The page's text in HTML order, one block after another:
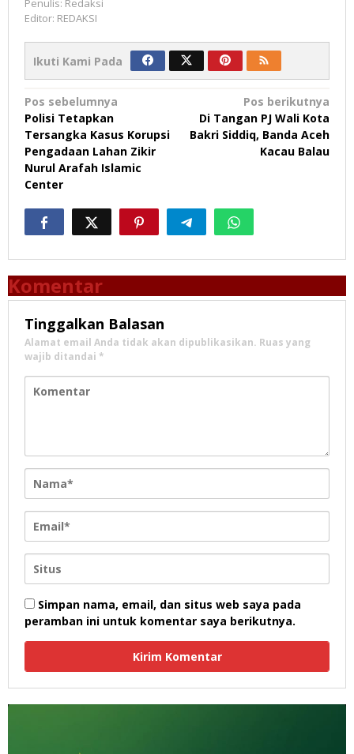
Penulis: Redaksi
Editor: REDAKSI
Ikuti Kami Pada
Navigasi
pos
Pos sebelumnya
Polisi Tetapkan
Tersangka Kasus Korupsi
Pengadaan Lahan Zikir
Nurul Arafah Islamic
Center
Pos berikutnya
Di Tangan PJ Wali Kota
Bakri Siddiq, Banda Aceh
Kacau Balau
Komentar
Tinggalkan Balasan
Alamat email Anda tidak akan dipublikasikan. Ruas yang
wajib ditandai *
Simpan nama, email, dan situs web saya pada
peramban ini untuk komentar saya berikutnya.